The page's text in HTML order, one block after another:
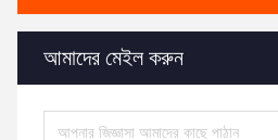
আমাদের মেইল করুন